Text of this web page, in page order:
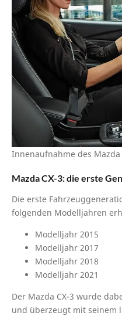
Innenaufnahme des Mazda
Mazda CX-3: die erste
Die erste
folgenden Modelljahren
Modelljahr 2015
Modelljahr 2017
Modelljahr 2018
Modelljahr 2021
Der Mazda CX-3 wurde
und überzeugt mit seinem